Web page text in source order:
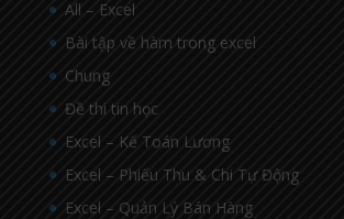
All – Excel
Bài tập về hàm trong excel
Chung
Đề thi tin học
Excel – Kế Toán Lương
Excel – Phiếu Thu & Chi Tự Động
Excel – Quản Lý Bán Hàng